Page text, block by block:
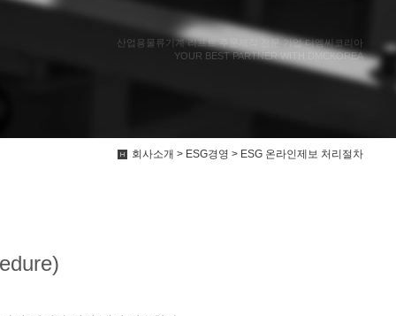
산업용물류기계 리프트 주문제작 전문 기업 디엠씨코리아
YOUR BEST PARTNER WITH DMCKOREA
회사소개 > ESG경영 > ESG 온라인제보 처리절차